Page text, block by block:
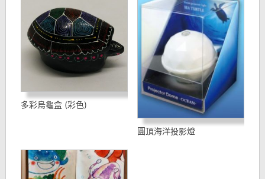
多彩烏龜盒 (彩色)
圓頂海洋投影燈